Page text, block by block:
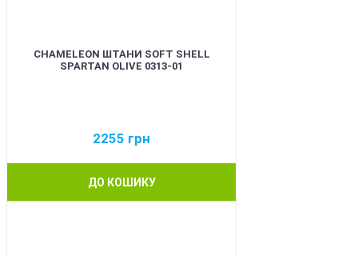
CHAMELEON ШТАНИ SOFT SHELL
SPARTAN OLIVE 0313-01
2255 грн
ДО КОШИКУ